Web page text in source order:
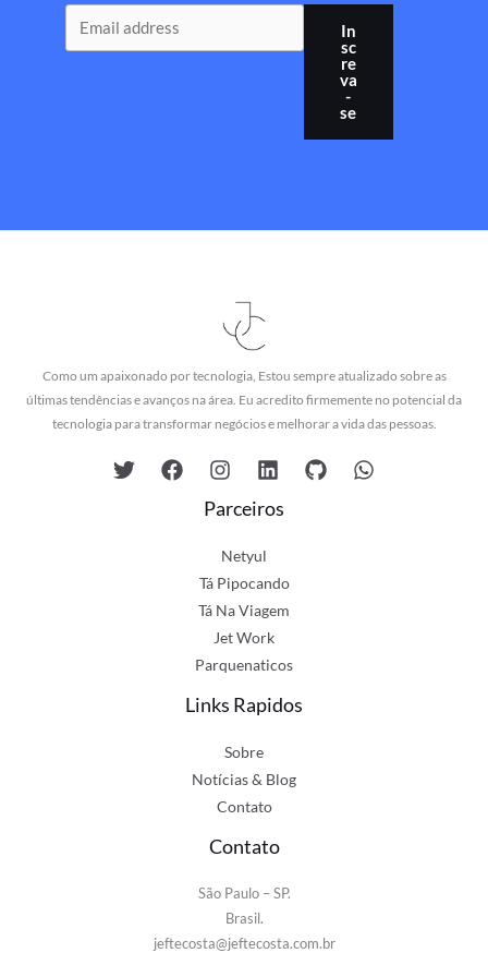
In
sc
re
va
-
se
Como um apaixonado por tecnologia, Estou sempre atualizado sobre as
últimas tendências e avanços na área. Eu acredito firmemente no potencial da
tecnologia para transformar negócios e melhorar a vida das pessoas.
Parceiros
Netyul
Tá Pipocando
Tá Na Viagem
Jet Work
Parquenaticos
Links Rapidos
Sobre
Notícias & Blog
Contato
Contato
São Paulo – SP.
Brasil.
jeftecosta@jeftecosta.com.br